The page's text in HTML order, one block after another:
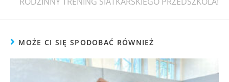
MOŻE CI SIĘ SPODOBAĆ RÓWNIEŻ